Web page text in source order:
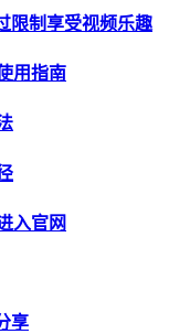
限制享受视频乐趣
用指南
入官网
享